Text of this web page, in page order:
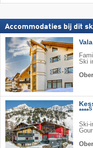
Accommodaties bij dit
Ski
****S
Ski-